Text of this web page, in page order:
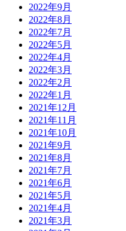
2022年9月
2022年8月
2022年7月
2022年5月
2022年4月
2022年3月
2022年2月
2022年1月
2021年12月
2021年11月
2021年10月
2021年9月
2021年8月
2021年7月
2021年6月
2021年5月
2021年4月
2021年3月